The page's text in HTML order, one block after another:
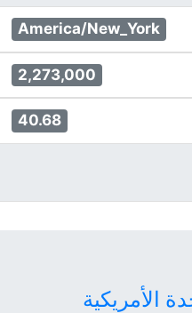
America/New_York
2,273,000
40.68
الأمريكية